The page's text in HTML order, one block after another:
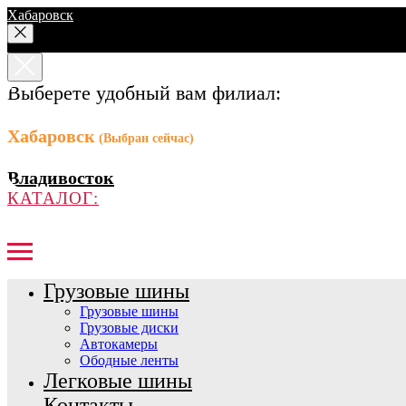
Хабаровск
Выберете удобный вам филиал:
Хабаровск (Выбран сейчас)
Владивосток
КАТАЛОГ:
Грузовые шины
Грузовые шины
Грузовые диски
Автокамеры
Ободные ленты
Легковые шины